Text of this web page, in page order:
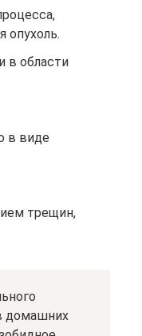
опухоль.
в области
в виде
трещин,
домашних